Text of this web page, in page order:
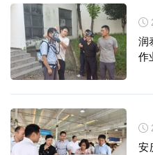
润
作
安